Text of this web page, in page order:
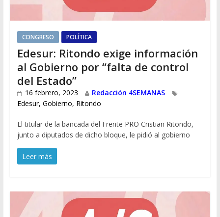
CONGRESO POLÍTICA
Edesur: Ritondo exige información
al Gobierno por “falta de control
del Estado”
16 febrero, 2023
Redacción 4SEMANAS
Edesur, Gobierno, Ritondo
El titular de la bancada del Frente PRO Cristian Ritondo,
junto a diputados de dicho bloque, le pidió al gobierno
Leer más